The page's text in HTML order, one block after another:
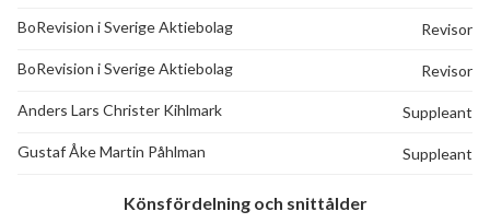
BoRevision i Sverige Aktiebolag Revisor
BoRevision i Sverige Aktiebolag Revisor
Anders Lars Christer Kihlmark Suppleant
Gustaf Åke Martin Påhlman Suppleant
Könsfördelning och snittålder